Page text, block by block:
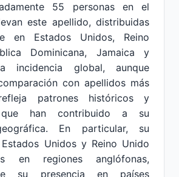
55 personas en el
este apellido, distribuidas
en Estados Unidos, Reino
Dominicana, Jamaica y
incidencia global, aunque
con apellidos más
patrones históricos y
que han contribuido a su
En particular, su
Unidos y Reino Unido
en regiones anglófonas,
su presencia en países